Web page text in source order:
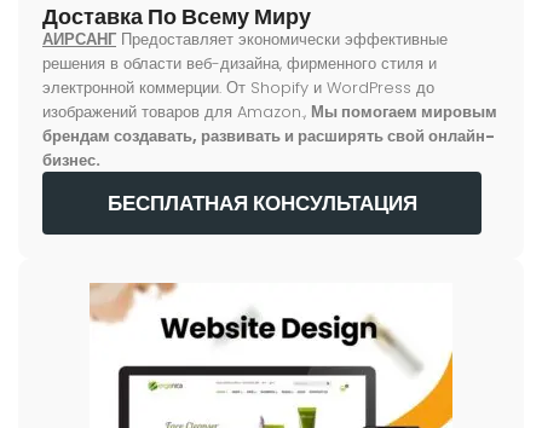
Доставка По Всему Миру
АИРСАНГ Предоставляет экономически эффективные
решения в области веб-дизайна, фирменного стиля и
электронной коммерции. От Shopify и WordPress до
изображений товаров для Amazon., Мы помогаем мировым
брендам создавать, развивать и расширять свой онлайн-
бизнес.
БЕСПЛАТНАЯ КОНСУЛЬТАЦИЯ